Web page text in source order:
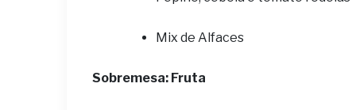
Mix de Alfaces
Sobremesa: Fruta